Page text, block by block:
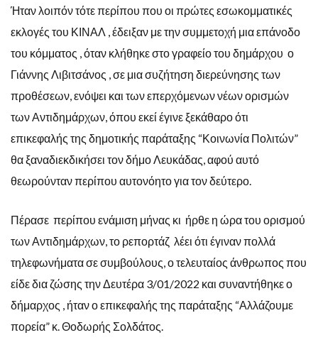
Ήταν λοιπόν τότε περίπου που οι πρώτες εσωκομματικές
εκλογές του ΚΙΝΑΛ , έδειξαν με την συμμετοχή μια επάνοδο
του κόμματος , όταν κλήθηκε στο γραφείο του δημάρχου ο
Γιάννης Λιβιτσάνος , σε μια συζήτηση διερεύνησης των
προθέσεων, ενόψει και των επερχόμενων νέων ορισμών
των Αντιδημάρχων, όπου εκεί έγινε ξεκάθαρο ότι
επικεφαλής της δημοτικής παράταξης “Κοινωνία Πολιτών”
θα ξαναδιεκδικήσει τον δήμο Λευκάδας, αφού αυτό
θεωρούνταν περίπου αυτονόητο για τον δεύτερο.
Πέρασε περίπου ενάμιση μήνας κι ήρθε η ώρα του ορισμού
των Αντιδημάρχων, το ρεπορτάζ λέει ότι έγιναν πολλά
τηλεφωνήματα σε συμβούλους, ο τελευταίος άνθρωπος που
είδε δια ζώσης την Δευτέρα 3/01/2022 και συναντήθηκε ο
δήμαρχος , ήταν ο επικεφαλής της παράταξης “Αλλάζουμε
πορεία” κ. Θοδωρής Σολδάτος.